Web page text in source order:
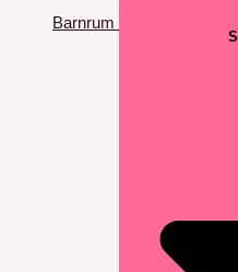
Barnrum